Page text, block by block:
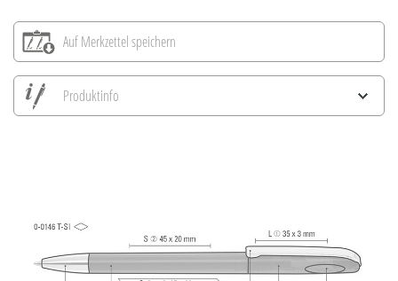
Auf Merkzettel speichern
Produktinfo